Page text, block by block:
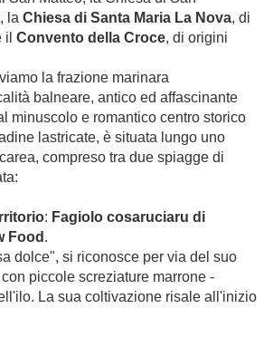
la Chiesa di Santa Maria La Nova, di
Convento della Croce, di origini
la frazione marinara
balneare, antico ed affascinante
minuscolo e romantico centro storico
lastricate, è situata lungo uno
compreso tra due spiagge di
: Fagiolo cosaruciaru di
Food .
dolce", si riconosce per via del suo
piccole screziature marrone -
La sua coltivazione risale all'inizio